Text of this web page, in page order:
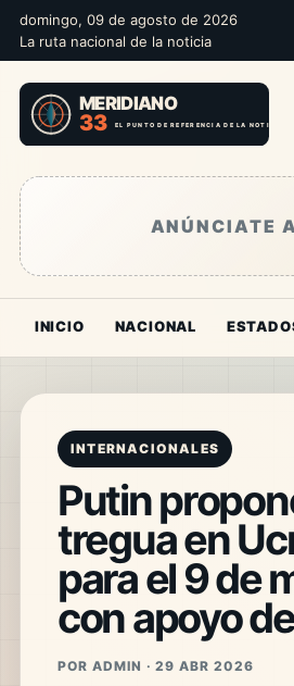
domingo, 09 de agosto de 2026
La ruta nacional de la noticia
ANÚNCIATE
INICIO NACIONAL
INTERNACIONALES
Putin
tregua en
para el 9 de
con apoyo
POR ADMIN · 29 ABR 2026